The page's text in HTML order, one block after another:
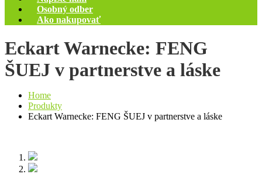
Osobný odber
Ako nakupovať
Eckart Warnecke: FENG
ŠUEJ v partnerstve a láske
Home
Produkty
Eckart Warnecke: FENG ŠUEJ v partnerstve a láske